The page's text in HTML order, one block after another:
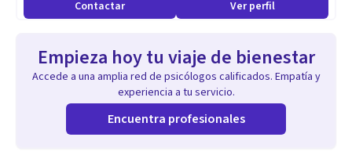
Contactar Ver perfil
Empieza hoy tu viaje de bienestar
Accede a una amplia red de psicólogos calificados. Empatía y
experiencia a tu servicio.
Encuentra profesionales